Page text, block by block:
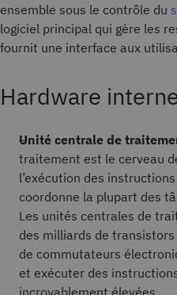
ensemble sous le contrôle du
logiciel principal qui gère les
fournit une interface aux
Hardware
Unité centrale de
traitement est le cerveau
l’exécution des
coordonne la plupart des
Les unités centrales de
des milliards de
de commutateurs
et exécuter des
incroyablement élevées.